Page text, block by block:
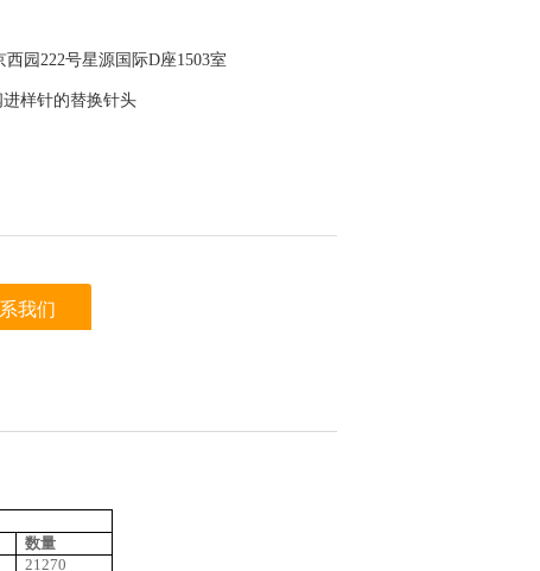
园222号星源国际D座1503室
进样针的替换针头
我们
数量
21270